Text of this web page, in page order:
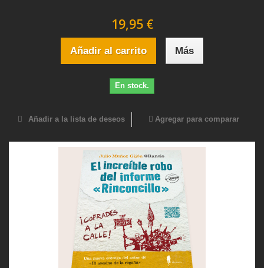
19,95 €
Añadir al carrito Más
En stock.
Añadir a la lista de deseos Agregar para comparar